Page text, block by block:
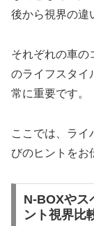
後から視界の違
それぞれの車の
のライフスタイ
常に重要です。
ここでは、ライ
びのヒントをお
N-BOXやス
ント視界比